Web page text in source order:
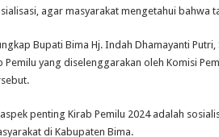
agar masyarakat mengetahui bahwa
Bupati Bima Hj. Indah Dhamayanti
Pemilu yang diselenggarakan oleh Komisi
penting Kirab Pemilu 2024 adalah
di Kabupaten Bima.